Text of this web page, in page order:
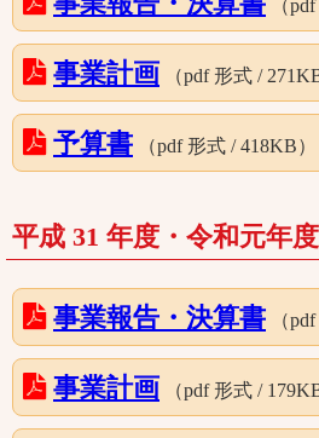
（
事業計画 （pdf 形式 /
予算書 （pdf 形式 / 418KB）
平成 31 年度・令和元年度
事業報告・決算書 （
事業計画 （pdf 形式 /